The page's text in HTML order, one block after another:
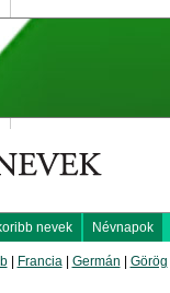
nevek Névnapok
| Francia| Germán Görög